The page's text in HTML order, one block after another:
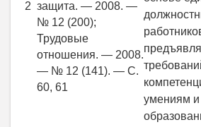
2 защита. — 2008. —
№ 12 (200);
Трудовые
отношения. — 2008.
— № 12 (141). — С.
60, 61
умениям